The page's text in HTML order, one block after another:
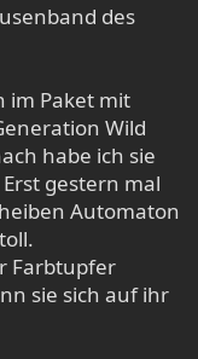
des
im Paket mit
Wild
habe ich sie
gestern mal
Automaton
Farbtupfer
sie sich auf ihr